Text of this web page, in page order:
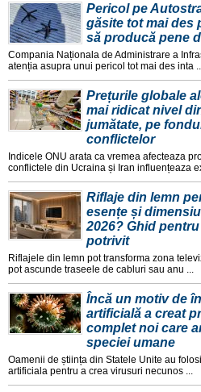
Pericol pe
găsite tot mai des
să producă pene
Compania Naționala de Administrare a
atenția asupra unui pericol tot mai des inta
Prețurile globale
mai ridicat nivel
jumătate, pe
conflictelor
Indicele ONU arata ca vremea afecteaza
conflictele din Ucraina și Iran influențeaza
Riflaje din lemn
esențe și
2026? Ghid
potrivit
Riflajele din lemn pot transforma zona
pot ascunde traseele de cabluri sau anu ...
Încă un motiv de
artificială a creat
complet noi care
speciei umane
Oamenii de știința din Statele Unite au
artificiala pentru a crea virusuri necunos ...